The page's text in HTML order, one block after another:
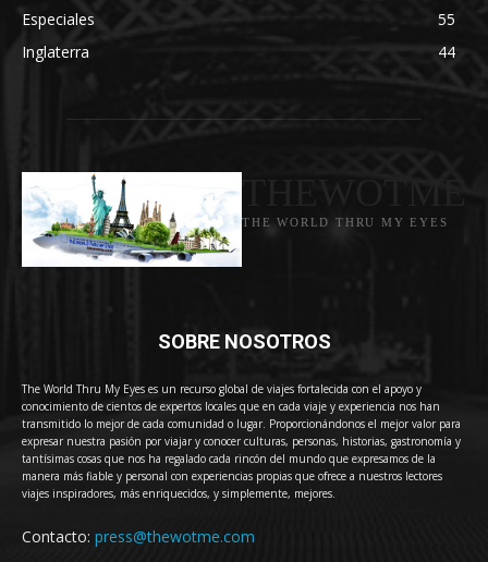
Especiales
55
Inglaterra
44
THE WORLD THRU MY EYES
SOBRE NOSOTROS
The World Thru My Eyes es un recurso global de viajes fortalecida con el apoyo y
conocimiento de cientos de expertos locales que en cada viaje y experiencia nos han
transmitido lo mejor de cada comunidad o lugar. Proporcionándonos el mejor valor para
expresar nuestra pasión por viajar y conocer culturas, personas, historias, gastronomía y
tantísimas cosas que nos ha regalado cada rincón del mundo que expresamos de la
manera más fiable y personal con experiencias propias que ofrece a nuestros lectores
viajes inspiradores, más enriquecidos, y simplemente, mejores.
Contacto: press@thewotme.com